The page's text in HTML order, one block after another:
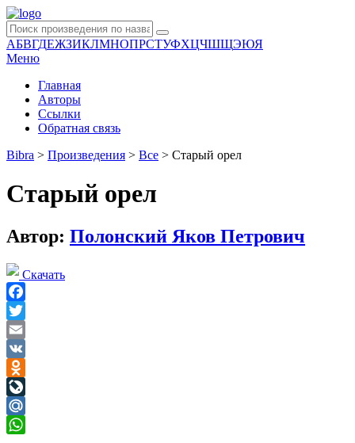
АБВГДЕЖЗИКЛМНОПРСТУФХЦЧШЩЭЮЯ
Меню
Главная
Авторы
Ссылки
Обратная связь
Bibra > Произведения > Все > Старый орел
Старый орел
Автор: Полонский Яков Петрович
Скачать
Facebook
Twitter
Email
VK
Odnoklassniki
LiveJournal
Mail.Ru